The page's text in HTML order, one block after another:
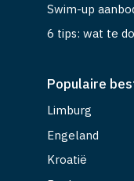
Swim-up
6 tips: wat te
Populaire
Limburg
Engeland
Kroatië